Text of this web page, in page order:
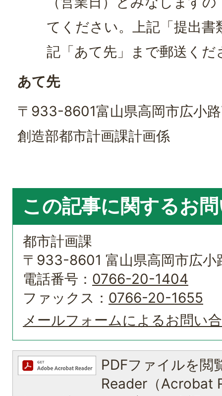
てください。上記「提出書
記「あて先」まで郵送くだ
あて先
〒933-8601富山県高岡市広小
創造部都市計画課計画係
この記事に関するお
都市計画課
〒933-8601 富山県高岡市広
電話番号： 0766-20-1404
ファックス： 0766-20-1655
メールフォームによるお問い
PDFファイルを閲
Reader（Acrobat